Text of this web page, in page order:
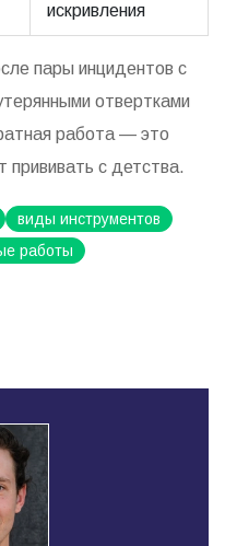
искривления
пары инцидентов с
отвертками
работа — это
прививать с детства.
виды инструментов
работы